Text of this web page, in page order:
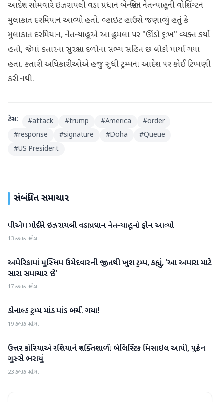
આદેશ સોમવારે ઇઝરાયલી વડા પ્રધાન બેન્જામિન નેતન્યાહૂની વોશિંગ્ટન
મુલાકાત દરમિયાન આવ્યો હતો. વ્હાઇટ હાઉસે જણાવ્યું હતું કે
મુલાકાત દરમિયાન, નેતન્યાહૂએ આ હુમલા પર "ઊંડો દુ:ખ" વ્યક્ત કર્યો
હતો, જેમાં કતારના સુરક્ષા દળોના સભ્ય સહિત છ લોકો માર્યા ગયા
હતા. કતારી અધિકારીઓએ હજુ સુધી ટ્રમ્પના આદેશ પર કોઈ ટિપ્પણી
કરી નથી.
ટેગ્સ: #attack #trump #America #order
#response #signature #Doha #Queue
#US President
સંબંધિત સમાચાર
આંતરરાષ્ટ્રીય
પીએમ મોદીને ઇઝરાયલી વડાપ્રધાન નેતન્યાહૂનો ફોન આવ્યો
13 કલાક પહેલા
આંતરરાષ્ટ્રીય
અમેરિકામાં મુસ્લિમ ઉમેદવારની જીતથી ખુશ ટ્રમ્પ, કહ્યું, 'આ અમારા માટે
સારા સમાચાર છે'
17 કલાક પહેલા
આંતરરાષ્ટ્રીય
ડોનાલ્ડ ટ્રમ્પ માંડ માંડ બચી ગયા!
19 કલાક પહેલા
આંતરરાષ્ટ્રીય
ઉત્તર કોરિયાએ રશિયાને શક્તિશાળી બેલિસ્ટિક મિસાઇલ આપી, યુક્રેન
ગુસ્સે ભરાયું
23 કલાક પહેલા